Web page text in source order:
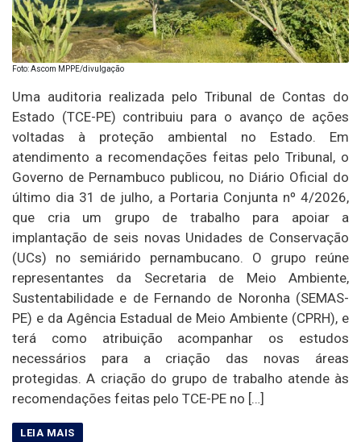
Foto: Ascom MPPE/divulgação
Uma auditoria realizada pelo Tribunal de Contas do
Estado (TCE-PE) contribuiu para o avanço de ações
voltadas à proteção ambiental no Estado. Em
atendimento a recomendações feitas pelo Tribunal, o
Governo de Pernambuco publicou, no Diário Oficial do
último dia 31 de julho, a Portaria Conjunta nº 4/2026,
que cria um grupo de trabalho para apoiar a
implantação de seis novas Unidades de Conservação
(UCs) no semiárido pernambucano. O grupo reúne
representantes da Secretaria de Meio Ambiente,
Sustentabilidade e de Fernando de Noronha (SEMAS-
PE) e da Agência Estadual de Meio Ambiente (CPRH), e
terá como atribuição acompanhar os estudos
necessários para a criação das novas áreas
protegidas. A criação do grupo de trabalho atende às
recomendações feitas pelo TCE-PE no […]